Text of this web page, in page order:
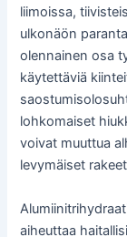
liimoissa,
ulkonäön
olennainen osa
käytettäviä
lohkomaiset
voivat muuttua
levymäiset
aiheuttaa